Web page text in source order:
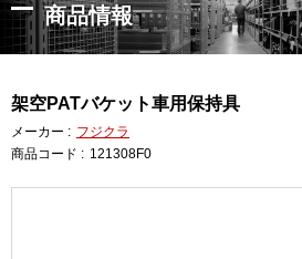
商品情報
架空PATバケット車用保持具
メーカー : フジクラ
商品コード : 121308F0